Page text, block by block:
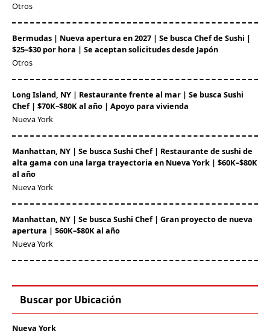
Otros
Bermudas | Nueva apertura en 2027 | Se busca Chef de Sushi |
$25–$30 por hora | Se aceptan solicitudes desde Japón
Otros
Long Island, NY | Restaurante frente al mar | Se busca Sushi
Chef | $70K–$80K al año | Apoyo para vivienda
Nueva York
Manhattan, NY | Se busca Sushi Chef | Restaurante de sushi de
alta gama con una larga trayectoria en Nueva York | $60K–$80K
al año
Nueva York
Manhattan, NY | Se busca Sushi Chef | Gran proyecto de nueva
apertura | $60K–$80K al año
Nueva York
Buscar por Ubicación
Nueva York